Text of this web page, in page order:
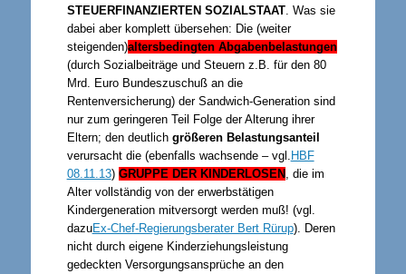
STEUERFINANZIERTEN SOZIALSTAAT. Was sie
dabei aber komplett übersehen: Die (weiter
steigenden)altersbedingten Abgabenbelastungen
(durch Sozialbeiträge und Steuern z.B. für den 80
Mrd. Euro Bundeszuschuß an die
Rentenversicherung) der Sandwich-Generation sind
nur zum geringeren Teil Folge der Alterung ihrer
Eltern; den deutlich größeren Belastungsanteil
verursacht die (ebenfalls wachsende – vgl. HBF
08.11.13) GRUPPE DER KINDERLOSEN, die im
Alter vollständig von der erwerbstätigen
Kindergeneration mitversorgt werden muß! (vgl.
dazuEx-Chef-Regierungsberater Bert Rürup). Deren
nicht durch eigene Kinderziehungsleistung
gedeckten Versorgungsansprüche an den